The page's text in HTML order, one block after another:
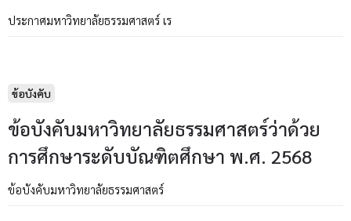
ประกาศมหาวิทยาลัยธรรมศาสตร์ เร
ข้อบังคับ
ข้อบังคับมหาวิทยาลัยธรรมศาสตร์ว่าด้วย
การศึกษาระดับบัณฑิตศึกษา พ.ศ. 2568
ข้อบังคับมหาวิทยาลัยธรรมศาสตร์